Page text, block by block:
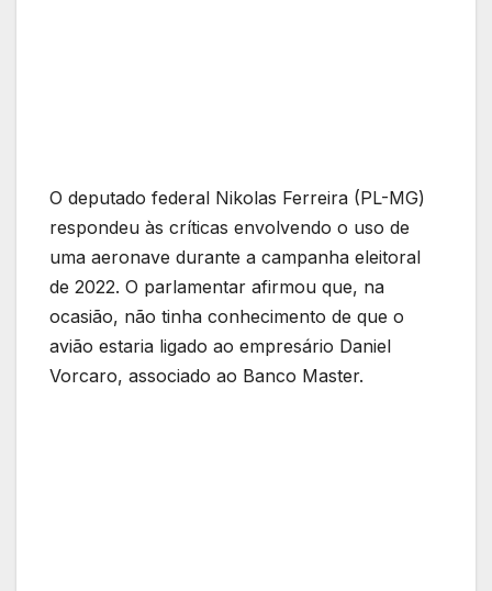
O deputado federal Nikolas Ferreira (PL-MG)
respondeu às críticas envolvendo o uso de
uma aeronave durante a campanha eleitoral
de 2022. O parlamentar afirmou que, na
ocasião, não tinha conhecimento de que o
avião estaria ligado ao empresário Daniel
Vorcaro, associado ao Banco Master.